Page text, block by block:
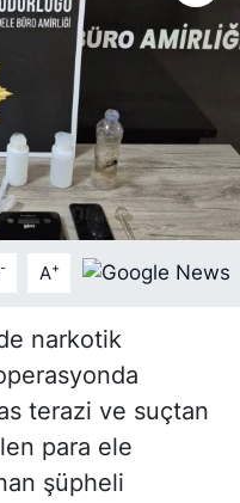
- A+
narkotik
terazi ve suçtan
para ele
şüpheli